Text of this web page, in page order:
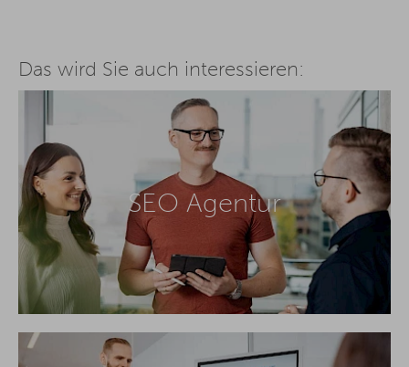
Das wird Sie auch interessieren:
SEO Agentur